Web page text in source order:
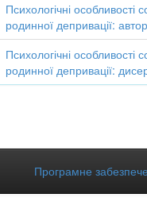
Психологічні особливості
родинної депривації:
Психологічні особливості
родинної депривації:
Програмне